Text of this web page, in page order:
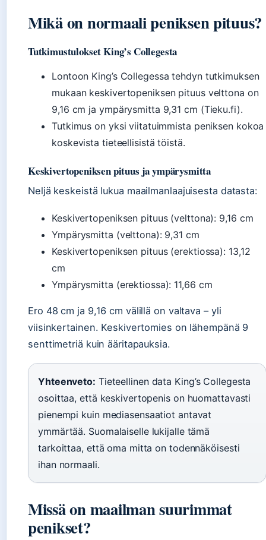
Mikä on normaali peniksen pituus?
Tutkimustulokset King’s Collegesta
Lontoon King’s Collegessa tehdyn tutkimuksen
mukaan keskivertopeniksen pituus velttona on
9,16 cm ja ympärysmitta 9,31 cm (Tieku.fi).
Tutkimus on yksi viitatuimmista peniksen kokoa
koskevista tieteellisistä töistä.
Keskivertopeniksen pituus ja ympärysmitta
Neljä keskeistä lukua maailmanlaajuisesta datasta:
Keskivertopeniksen pituus (velttona): 9,16 cm
Ympärysmitta (velttona): 9,31 cm
Keskivertopeniksen pituus (erektiossa): 13,12
cm
Ympärysmitta (erektiossa): 11,66 cm
Ero 48 cm ja 9,16 cm välillä on valtava – yli
viisinkertainen. Keskivertomies on lähempänä 9
senttimetriä kuin ääritapauksia.
Yhteenveto: Tieteellinen data King’s Collegesta
osoittaa, että keskivertopenis on huomattavasti
pienempi kuin mediasensaatiot antavat
ymmärtää. Suomalaiselle lukijalle tämä
tarkoittaa, että oma mitta on todennäköisesti
ihan normaali.
Missä on maailman suurimmat
penikset?